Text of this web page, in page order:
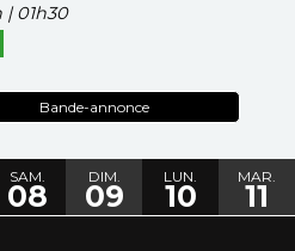
01h30
Bande-annonce
SAM.
08
DIM.
09
LUN.
10
MAR.
11